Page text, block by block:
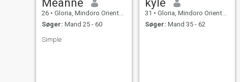
26 • Gloria, Mindoro Oriental, Filippinerne
Søger: Mand 25 - 60
Simple
31 • Gloria, Mindoro Oriental, Filippinerne
Søger: Mand 35 - 62